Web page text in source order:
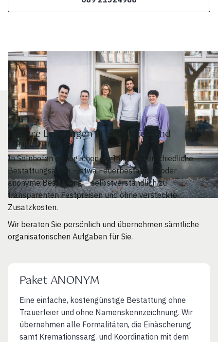
Unsere Leistungen in Solnhofen und
Umgebung
In Solnhofen ermöglichen wir Ihnen unterschiedliche
Bestattungsarten – etwa Feuerbestattung oder
anonyme Bestattung – selbstverständlich zu
transparenten Festpreisen und ohne versteckte
Zusatzkosten.
Wir beraten Sie persönlich und übernehmen sämtliche
organisatorischen Aufgaben für Sie.
Paket ANONYM
Eine einfache, kostengünstige Bestattung ohne
Trauerfeier und ohne Namenskennzeichnung. Wir
übernehmen alle Formalitäten, die Einäscherung
samt Kremationssarg. und Koordination mit dem